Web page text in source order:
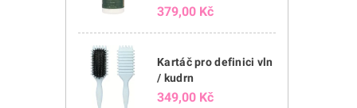
379,00 Kč
Kartáč pro definici vln
/ kudrn
349,00 Kč